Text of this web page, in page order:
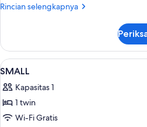
with
Rincian selengkapnya
Rincian
Large
with
Paris
Lihat
semua
foto
untuk
SMALL
6
SMALL
Kapasitas 1
1 twin
Wi-Fi Gratis